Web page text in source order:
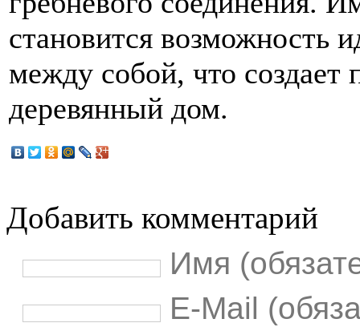
становится возможность
между собой, что
деревянный дом.
Добавить комментарий
Имя
E-Mail